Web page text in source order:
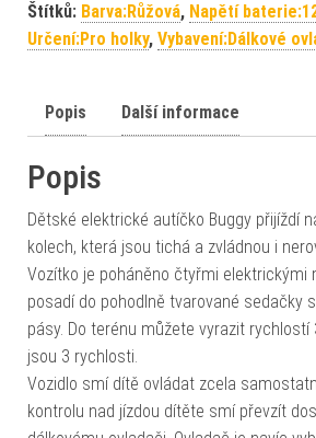
Štítků: Barva:Růžová, Napětí
Určení:Pro holky, Vybavení:Dálkové
Popis Další informace
Popis
Dětské elektrické autíčko Buggy přijíždí
kolech, která jsou tichá a zvládnou i
Vozítko je poháněno čtyřmi elektrickými
posadí do pohodlně tvarované sedačky
pásy. Do terénu můžete vyrazit
jsou 3 rychlosti.
Vozidlo smí dítě ovládat zcela
kontrolu nad jízdou dítěte smí převzít